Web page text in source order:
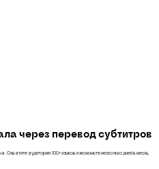
через перевод субтитров
Охватите аудиторию 100+ языков и экономьте несколько дней в месяц